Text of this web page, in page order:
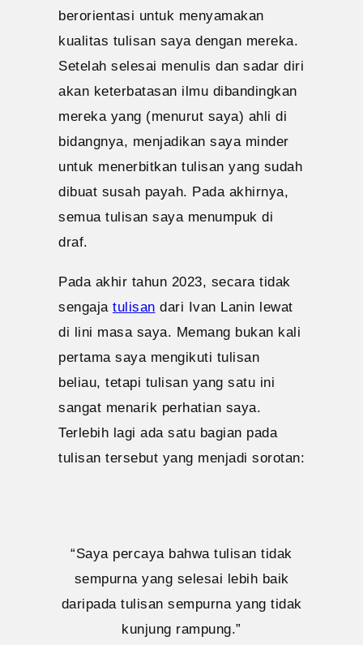
berorientasi untuk menyamakan
kualitas tulisan saya dengan mereka.
Setelah selesai menulis dan sadar diri
akan keterbatasan ilmu dibandingkan
mereka yang (menurut saya) ahli di
bidangnya, menjadikan saya minder
untuk menerbitkan tulisan yang sudah
dibuat susah payah. Pada akhirnya,
semua tulisan saya menumpuk di
draf.
Pada akhir tahun 2023, secara tidak
sengaja tulisan dari Ivan Lanin lewat
di lini masa saya. Memang bukan kali
pertama saya mengikuti tulisan
beliau, tetapi tulisan yang satu ini
sangat menarik perhatian saya.
Terlebih lagi ada satu bagian pada
tulisan tersebut yang menjadi sorotan:
“Saya percaya bahwa tulisan tidak
sempurna yang selesai lebih baik
daripada tulisan sempurna yang tidak
kunjung rampung.”